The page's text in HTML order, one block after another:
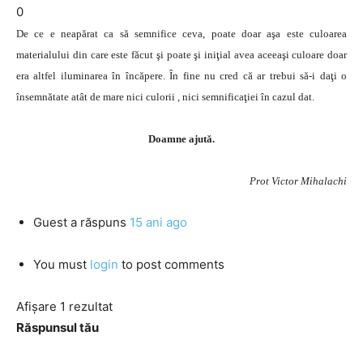
0
De ce e neapărat ca să semnifice ceva, poate doar aşa este culoarea
materialului din care este făcut şi poate şi iniţial avea aceeaşi culoare doar
era altfel iluminarea în încăpere. În fine nu cred că ar trebui să-i daţi o
însemnătate atât de mare nici culorii , nici semnificaţiei în cazul dat.
Doamne ajută.
Prot Victor Mihalachi
Guest a răspuns 15 ani ago
You must login to post comments
Afișare 1 rezultat
Răspunsul tău